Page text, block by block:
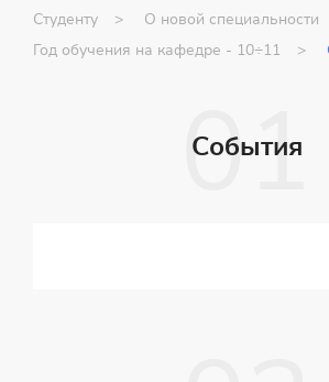
Студенту О новой специальности
Год обучения на кафедре - 10÷11
События